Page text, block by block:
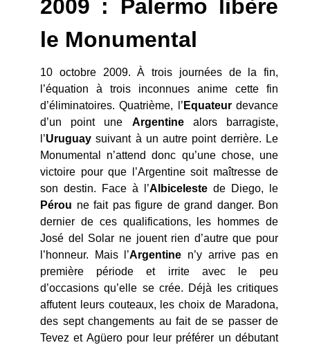
2009 : Palermo libère
le Monumental
10 octobre 2009. À trois journées de la fin,
l’équation à trois inconnues anime cette fin
d’éliminatoires. Quatrième, l’ Equateurdevance
d’un point une Argentinealors barragiste,
l’Uruguay suivant à un autre point derrière. Le
Monumental n’attend donc qu’une chose, une
victoire pour que l’Argentine soit maîtresse de
son destin. Face à l’Albiceleste de Diego, le
Pérou ne fait pas figure de grand danger. Bon
dernier de ces qualifications, les hommes de
José del Solar ne jouent rien d’autre que pour
l’honneur. Mais l’Argentine n’y arrive pas en
première période et irrite avec le peu
d’occasions qu’elle se crée. Déjà les critiques
affutent leurs couteaux, les choix de Maradona,
des sept changements au fait de se passer de
Tevez et Agüero pour leur préférer un débutant